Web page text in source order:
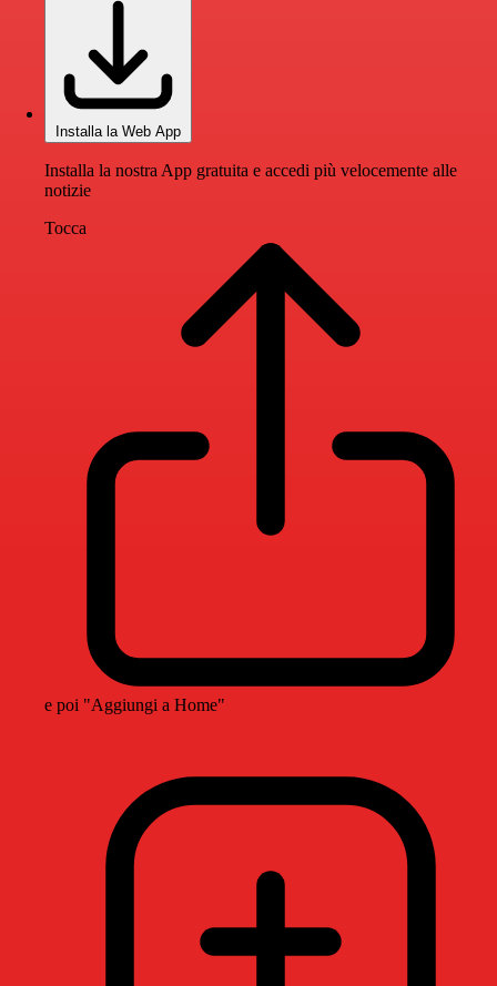
Installa la Web App
Installa la nostra App gratuita e accedi più velocemente alle
notizie
Tocca
e poi "Aggiungi a Home"